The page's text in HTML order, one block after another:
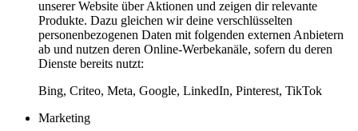
unserer Website über Aktionen und zeigen dir relevante
Produkte. Dazu gleichen wir deine verschlüsselten
personenbezogenen Daten mit folgenden externen Anbietern
ab und nutzen deren Online-Werbekanäle, sofern du deren
Dienste bereits nutzt:
Bing, Criteo, Meta, Google, LinkedIn, Pinterest, TikTok
Marketing